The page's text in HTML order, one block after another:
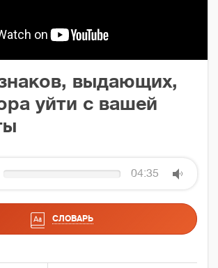
выдающих,
уйти с вашей
04:35
СЛОВАРЬ